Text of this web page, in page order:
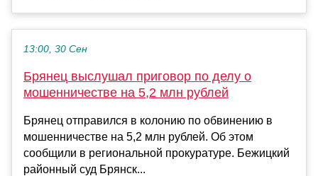
13:00, 30 Сен
Брянец выслушал приговор по делу о
мошенничестве на 5,2 млн рублей
Брянец отправился в колонию по обвинению в
мошенничестве на 5,2 млн рублей. Об этом
сообщили в региональной прокуратуре. Бежицкий
районный суд Брянск...